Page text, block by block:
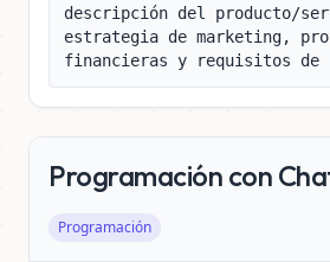
descripción del producto/
estrategia de marketing,
financieras y requisitos de
Programación con
Programación